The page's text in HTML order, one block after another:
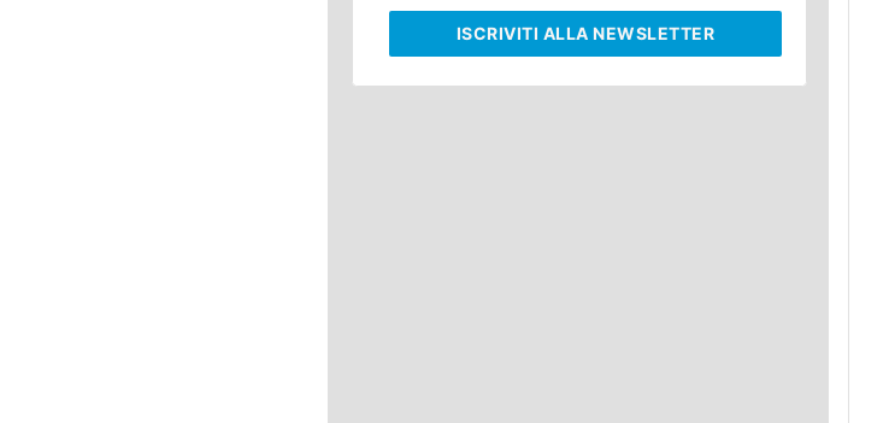
ISCRIVITI ALLA NEWSLETTER